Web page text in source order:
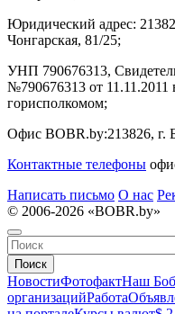
Юридический адрес:
Чонгарская, 81/25;
УНП 790676313,
№790676313 от
горисполкомом;
Офис BOBR.by:213826, г.
Контактные телефоны
Написать письмо О нас
© 2006-2026 «BOBR.by»
Поиск
НовостиФотофактНаш
организацийРабота